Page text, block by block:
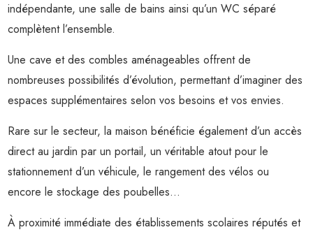
indépendante, une salle de bains ainsi qu’un WC séparé
complètent l’ensemble.
Une cave et des combles aménageables offrent de
nombreuses possibilités d’évolution, permettant d’imaginer des
espaces supplémentaires selon vos besoins et vos envies.
Rare sur le secteur, la maison bénéficie également d’un accès
direct au jardin par un portail, un véritable atout pour le
stationnement d’un véhicule, le rangement des vélos ou
encore le stockage des poubelles...
À proximité immédiate des établissements scolaires réputés et